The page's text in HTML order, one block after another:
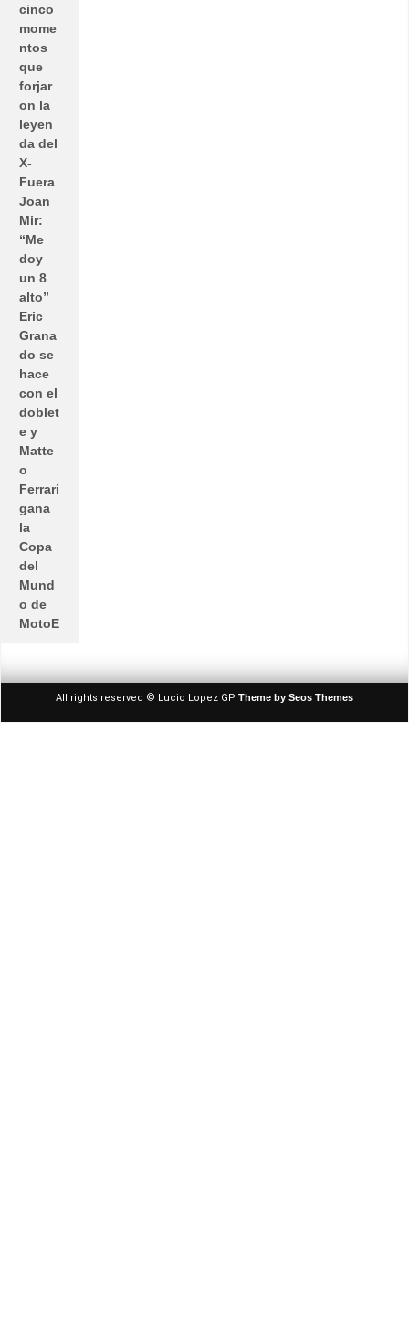
cinco
mome
ntos
que
forjar
on la
leyen
da del
X-
Fuera
Joan
Mir:
“Me
doy
un 8
alto”
Eric
Grana
do se
hace
con el
doblet
e y
Matte
o
Ferrari
gana
la
Copa
del
Mund
o de
MotoE
All rights reserved © Lucio Lopez GP Theme by Seos Themes